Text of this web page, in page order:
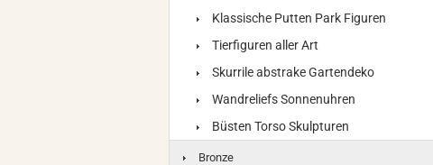
Klassische Putten Park Figuren
Tierfiguren aller Art
Skurrile abstrake Gartendeko
Wandreliefs Sonnenuhren
Büsten Torso Skulpturen
Bronze